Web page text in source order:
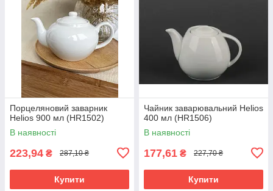
Порцеляновий заварник
Helios 900 мл (HR1502)
В наявності
223,94 ₴ 287,10 ₴
Купити
Чайник заварювальний Helios
400 мл (HR1506)
В наявності
177,61 ₴ 227,70 ₴
Купити